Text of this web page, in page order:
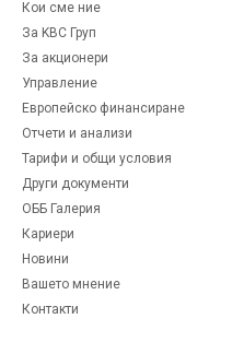
Кои сме ние
За KBC Груп
За акционери
Управление
Европейско финансиране
Отчети и анализи
Тарифи и общи условия
Други документи
ОББ Галерия
Кариери
Новини
Вашето мнение
Контакти